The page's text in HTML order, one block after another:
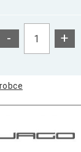
- +